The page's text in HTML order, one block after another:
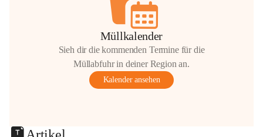
Müllkalender
Sieh dir die kommenden Termine für die
Müllabfuhr in deiner Region an.
Kalender ansehen